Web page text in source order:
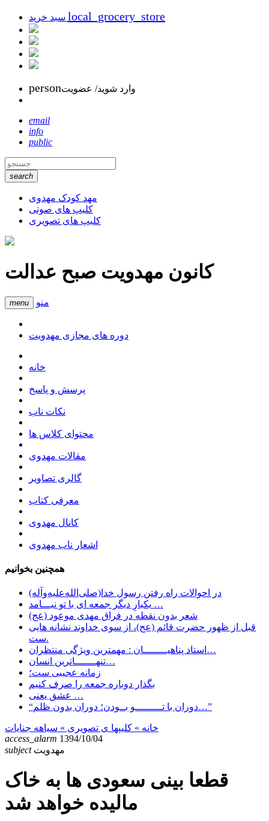
local_grocery_store
personوارد شوید/ عضویت
email
info
public
search
مهد کودک مهدوی
کلیپ های صوتی
کلیپ های تصویری
کانون مهدویت صبح عدالت
menu منو
دوره های مجازی مهدویت
خانه
پرسش و پاسخ
نکات ناب
محتوای کلاس ها
مقالات مهدوی
گالری تصاویر
معرفی کتاب
کانال مهدوی
اشعار ناب مهدوی
همچنین بخوانیم
در احوالات راه رفتن رسول خدا(صلی‌الله‌علیه‌وآله)
یکبارِ دیگر جمعه ای با تو نیـــامد …
شعر بدون نقطه در فراق مهدی موعود (عج)
قبل از ظهور حضرت قائم (عج)، از سوی خداوند نشانه هایی
ست.
استاد پناهیــــــــان : مهمترین ویژگی منتظران…
تنهـــــــاترین انسان…
زمانه عجیبی ست؛
بگذار دوباره جمعه را صرف کنیم
عشق یعنی …
“دوران با تـــــــــو بــودن؛ دوران بدون ظلم…”
خانه » کلیپها ی تصویری » سیاهه جنایات
access_alarm 1394/10/04
subject مهدویت
قطعا بینی سعودی ها به خاک
مالیده خواهد شد